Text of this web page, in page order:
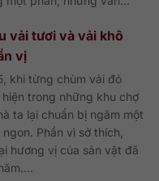
vải tươi và vải khô
vị
khi từng chùm vải đỏ
trong những khu chợ
ta lại chuẩn bị ngâm một
Phần vì sở thích,
hương vị của sản vật đã